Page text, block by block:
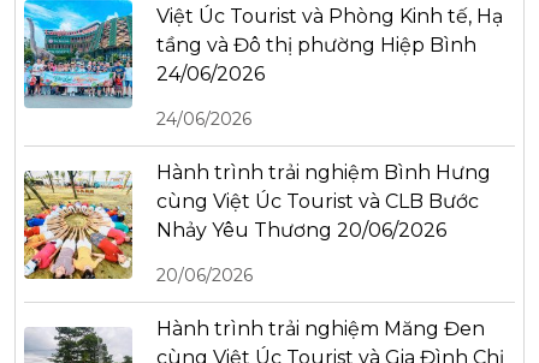
Việt Úc Tourist và Phòng Kinh tế, Hạ
tầng và Đô thị phường Hiệp Bình
24/06/2026
24/06/2026
Hành trình trải nghiệm Bình Hưng
cùng Việt Úc Tourist và CLB Bước
Nhảy Yêu Thương 20/06/2026
20/06/2026
Hành trình trải nghiệm Măng Đen
cùng Việt Úc Tourist và Gia Đình Chị